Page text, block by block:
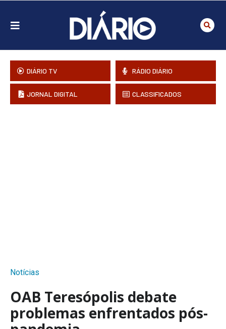
DIÁRIO TV RÁDIO DIÁRIO
JORNAL DIGITAL CLASSIFICADOS
Notícias
OAB Teresópolis debate
problemas enfrentados pós-